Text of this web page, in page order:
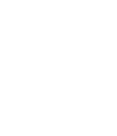
alle